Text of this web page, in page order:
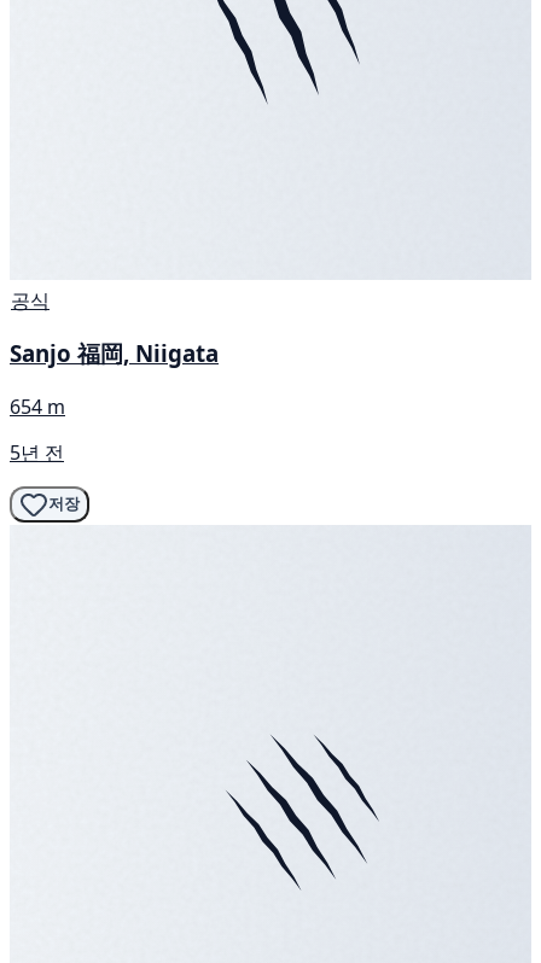
공식
Sanjo 福岡, Niigata
654 m
5년 전
저장